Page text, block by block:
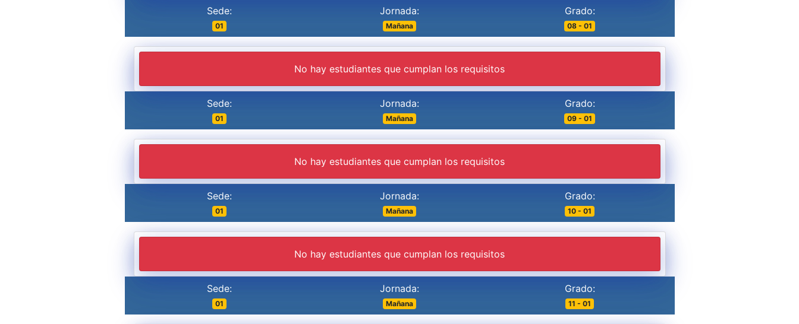
Sede:
01
Jornada:
Mañana
Grado:
08 - 01
No hay estudiantes que cumplan los requisitos
Sede:
01
Jornada:
Mañana
Grado:
09 - 01
No hay estudiantes que cumplan los requisitos
Sede:
01
Jornada:
Mañana
Grado:
10 - 01
No hay estudiantes que cumplan los requisitos
Sede:
01
Jornada:
Mañana
Grado:
11 - 01